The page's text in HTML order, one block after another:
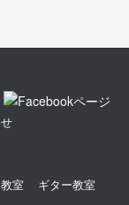
室 ギター教室